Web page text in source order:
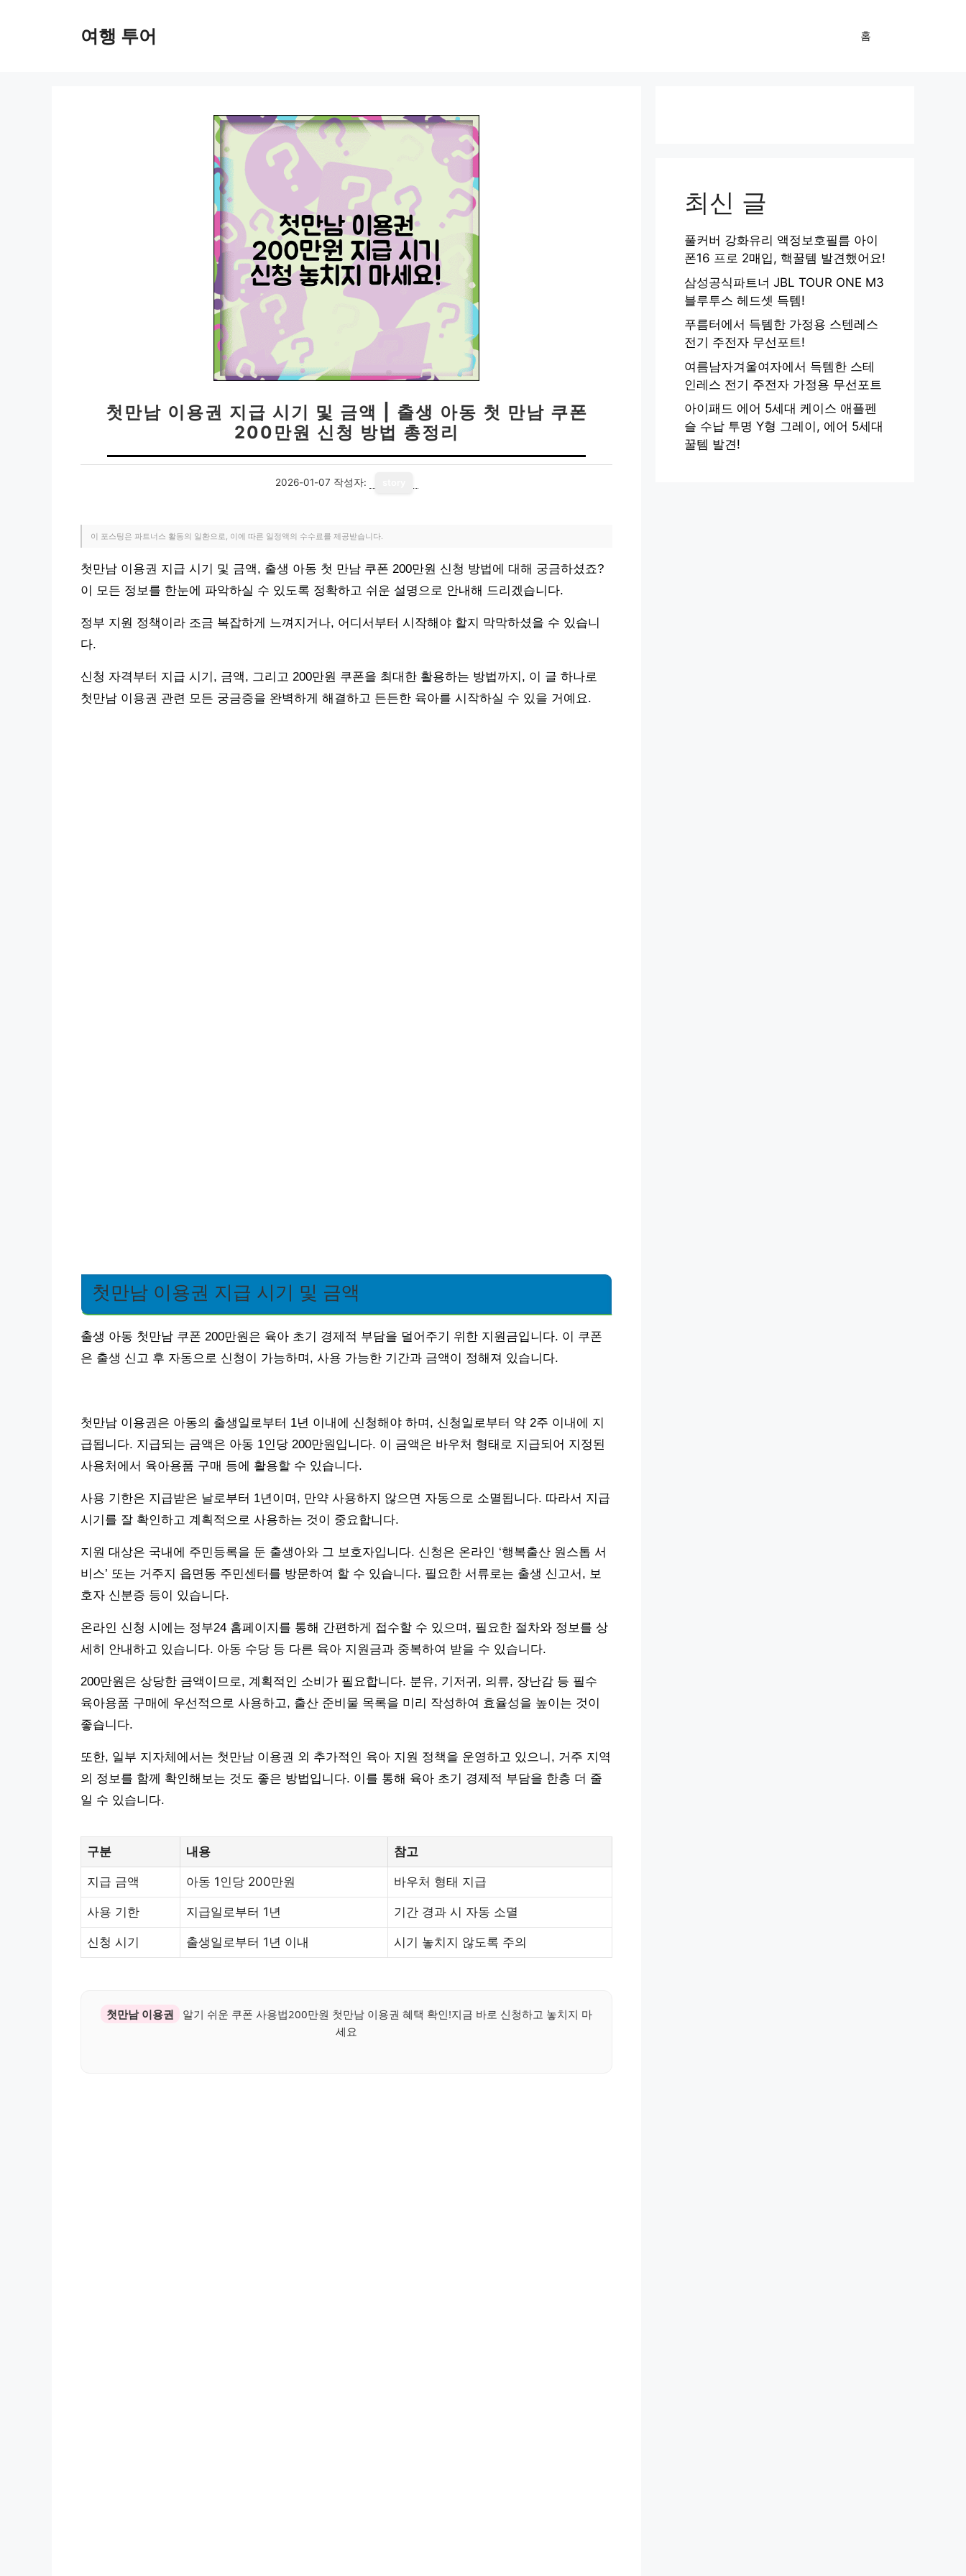
여행 투어 홈
첫만남 이용권 지급 시기 및 금액 | 출생 아동 첫 만남 쿠폰
200만원 신청 방법 총정리
2026-01-07 작성자:
이 포스팅은 파트너스 활동의 일환으로, 이에 따른 일정액의 수수료를 제공받습니다.
첫만남 이용권 지급 시기 및 금액, 출생 아동 첫 만남 쿠폰 200만원 신청 방법에 대해 궁금하셨죠?
이 모든 정보를 한눈에 파악하실 수 있도록 정확하고 쉬운 설명으로 안내해 드리겠습니다.
정부 지원 정책이라 조금 복잡하게 느껴지거나, 어디서부터 시작해야 할지 막막하셨을 수 있습니
다.
신청 자격부터 지급 시기, 금액, 그리고 200만원 쿠폰을 최대한 활용하는 방법까지, 이 글 하나로
첫만남 이용권 관련 모든 궁금증을 완벽하게 해결하고 든든한 육아를 시작하실 수 있을 거예요.
첫만남 이용권 지급 시기 및 금액
출생 아동 첫만남 쿠폰 200만원은 육아 초기 경제적 부담을 덜어주기 위한 지원금입니다. 이 쿠폰
은 출생 신고 후 자동으로 신청이 가능하며, 사용 가능한 기간과 금액이 정해져 있습니다.
첫만남 이용권은 아동의 출생일로부터 1년 이내에 신청해야 하며, 신청일로부터 약 2주 이내에 지
급됩니다. 지급되는 금액은 아동 1인당 200만원입니다. 이 금액은 바우처 형태로 지급되어 지정된
사용처에서 육아용품 구매 등에 활용할 수 있습니다.
사용 기한은 지급받은 날로부터 1년이며, 만약 사용하지 않으면 자동으로 소멸됩니다. 따라서 지급
시기를 잘 확인하고 계획적으로 사용하는 것이 중요합니다.
지원 대상은 국내에 주민등록을 둔 출생아와 그 보호자입니다. 신청은 온라인 ‘행복출산 원스톱 서
비스’ 또는 거주지 읍면동 주민센터를 방문하여 할 수 있습니다. 필요한 서류로는 출생 신고서, 보
호자 신분증 등이 있습니다.
온라인 신청 시에는 정부24 홈페이지를 통해 간편하게 접수할 수 있으며, 필요한 절차와 정보를 상
세히 안내하고 있습니다. 아동 수당 등 다른 육아 지원금과 중복하여 받을 수 있습니다.
200만원은 상당한 금액이므로, 계획적인 소비가 필요합니다. 분유, 기저귀, 의류, 장난감 등 필수
육아용품 구매에 우선적으로 사용하고, 출산 준비물 목록을 미리 작성하여 효율성을 높이는 것이
좋습니다.
또한, 일부 지자체에서는 첫만남 이용권 외 추가적인 육아 지원 정책을 운영하고 있으니, 거주 지역
의 정보를 함께 확인해보는 것도 좋은 방법입니다. 이를 통해 육아 초기 경제적 부담을 한층 더 줄
일 수 있습니다.
구분 내용 참고
지급 금액 아동 1인당 200만원 바우처 형태 지급
사용 기한 지급일로부터 1년 기간 경과 시 자동 소멸
신청 시기 출생일로부터 1년 이내 시기 놓치지 않도록 주의
첫만남 이용권
알기 쉬운 쿠폰 사용법200만원 첫만남 이용권 혜택 확인!지금 바로 신청하고 놓치지 마
세요
최신 글
풀커버 강화유리 액정보호필름 아이
폰16 프로 2매입, 핵꿀템 발견했어요!
삼성공식파트너 JBL TOUR ONE M3
블루투스 헤드셋 득템!
푸름터에서 득템한 가정용 스텐레스
전기 주전자 무선포트!
여름남자겨울여자에서 득템한 스테
인레스 전기 주전자 가정용 무선포트
아이패드 에어 5세대 케이스 애플펜
슬 수납 투명 Y형 그레이, 에어 5세대
꿀템 발견!